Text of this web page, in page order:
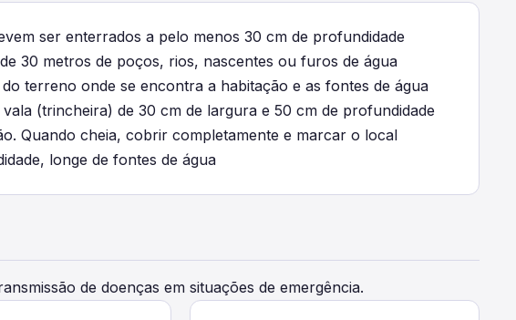
ser enterrados a pelo menos 30 cm de profundidade
30 metros de poços, rios, nascentes ou furos de água
terreno onde se encontra a habitação e as fontes de água
(trincheira) de 30 cm de largura e 50 cm de profundidade
Quando cheia, cobrir completamente e marcar o local
longe de fontes de água
de doenças em situações de emergência.